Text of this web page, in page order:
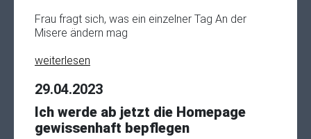
Frau fragt sich, was ein einzelner Tag An der
Misere ändern mag
weiterlesen
29.04.2023
Ich werde ab jetzt die Homepage
gewissenhaft bepflegen